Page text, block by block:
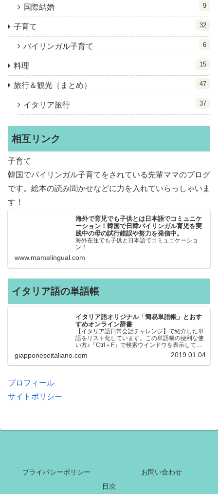
国際結婚 9
子育て 32
バイリンガル子育て 6
料理 15
旅行＆観光（まとめ） 47
イタリア旅行 37
相互リンク
子育て
韓国でバイリンガル子育てをされている先輩ママのブログ
です。絵本の読み聞かせなどに力を入れていらっしゃいま
す！
海外で育児でも子供とは日本語でコミュニケ
ーション！韓国で日韓バイリンガル育児を実
践中の母の試行錯誤や努力を発信中。
海外在住でも子供と日本語でコミュニケーショ
ン！
www.mamelingual.com
イタリア語の単語帳
イタリア語オリジナル「簡易単語帳」とおす
すめオンライン辞書
【イタリア語日常会話チャレンジ】で紹介した単
語をリスト化しています。この単語帳の便利な使
い方♪「Ctrl＋F」で検索ウインドウを表示して、
知りたい単語を探すことができます。イタリア語
→日本語、日本語→イタリア語 どちらでも検索
できるので、良…
giapponeseitaliano.com 2019.01.04
プロフィール
サイトポリシー
プライバシーポリシー
お問い合わせ
目次